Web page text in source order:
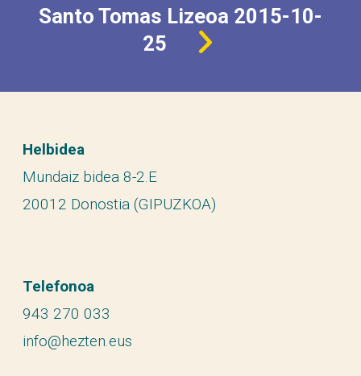
Santo Tomas Lizeoa 2015-10-
25
Helbidea
Mundaiz bidea 8-2.E
20012 Donostia (GIPUZKOA)
Telefonoa
943 270 033
info@hezten.eus